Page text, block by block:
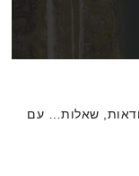
שאלות… עם